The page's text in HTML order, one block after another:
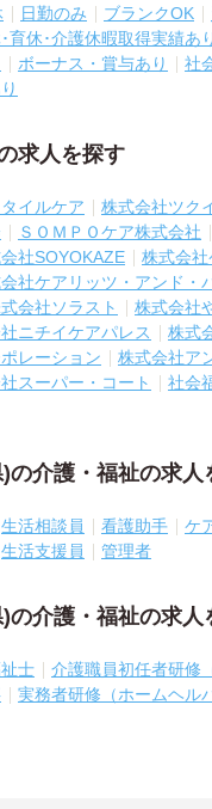
日勤のみ ブランクOK
育休･介護休暇取得実績あ
ボーナス・賞与あり 社
求人を探す
イルケア 株式会社ツク
ＳＯＭＰＯケア株式会社
社SOYOKAZE 株式会社
社ケアリッツ・アンド・
会社ソラスト 株式会社
ニチイケアパレス
株式
レーション
株式会社ア
スーパー・コート
社会
の介護・福祉の求人
生活相談員 看護助手 ケ
生活支援員 管理者
の介護・福祉の求人
士
介護職員初任者研修
実務者研修（ホームヘル